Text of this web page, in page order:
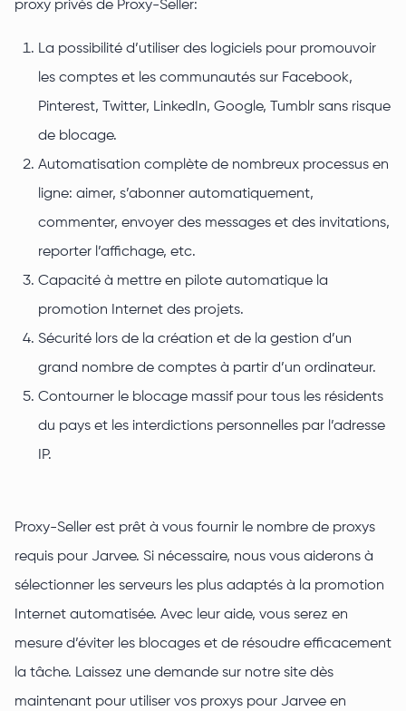
proxy privés de Proxy-Seller:
La possibilité d’utiliser des logiciels pour promouvoir
les comptes et les communautés sur Facebook,
Pinterest, Twitter, LinkedIn, Google, Tumblr sans risque
de blocage.
Automatisation complète de nombreux processus en
ligne: aimer, s’abonner automatiquement,
commenter, envoyer des messages et des invitations,
reporter l’affichage, etc.
Capacité à mettre en pilote automatique la
promotion Internet des projets.
Sécurité lors de la création et de la gestion d’un
grand nombre de comptes à partir d’un ordinateur.
Contourner le blocage massif pour tous les résidents
du pays et les interdictions personnelles par l’adresse
IP.
Proxy-Seller est prêt à vous fournir le nombre de proxys
requis pour Jarvee. Si nécessaire, nous vous aiderons à
sélectionner les serveurs les plus adaptés à la promotion
Internet automatisée. Avec leur aide, vous serez en
mesure d’éviter les blocages et de résoudre efficacement
la tâche. Laissez une demande sur notre site dès
maintenant pour utiliser vos proxys pour Jarvee en